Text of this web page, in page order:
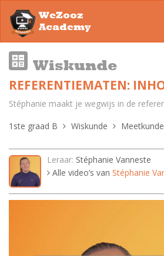
WeZooz
Academy
Wiskunde
REFERENTIEMATEN:
Stéphanie maakt je wegwijs in de
1ste graad B
Wiskunde
Leraar: Stéphanie Vanneste
Alle video’s van Stéphanie